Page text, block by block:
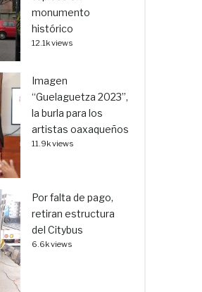
monumento
histórico
12.1k views
Imagen
“Guelaguetza 2023”,
la burla para los
artistas oaxaqueños
11.9k views
Por falta de pago,
retiran estructura
del Citybus
6.6k views